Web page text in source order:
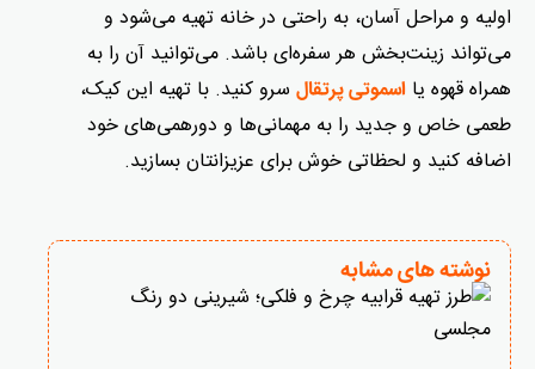
اولیه و مراحل آسان، به‌ راحتی در خانه تهیه می‌شود و
می‌تواند زینت‌بخش هر سفره‌ای باشد. می‌توانید آن را به
همراه قهوه یا اسموتی پرتقال سرو کنید. با تهیه این کیک،
طعمی خاص و جدید را به مهمانی‌ها و دورهمی‌های خود
اضافه کنید و لحظاتی خوش برای عزیزانتان بسازید.
نوشته های مشابه